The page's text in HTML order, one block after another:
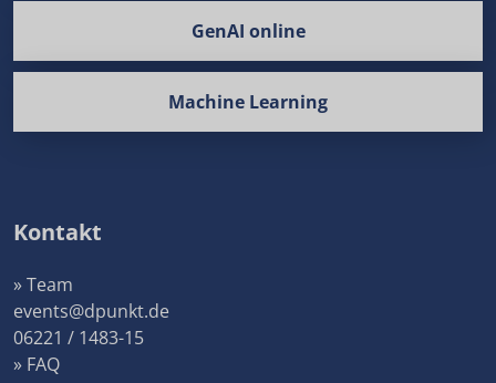
GenAI online
Machine Learning
Kontakt
» Team
events@dpunkt.de
06221 / 1483-15
» FAQ